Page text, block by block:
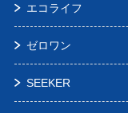
エコライフ
ゼロワン
SEEKER